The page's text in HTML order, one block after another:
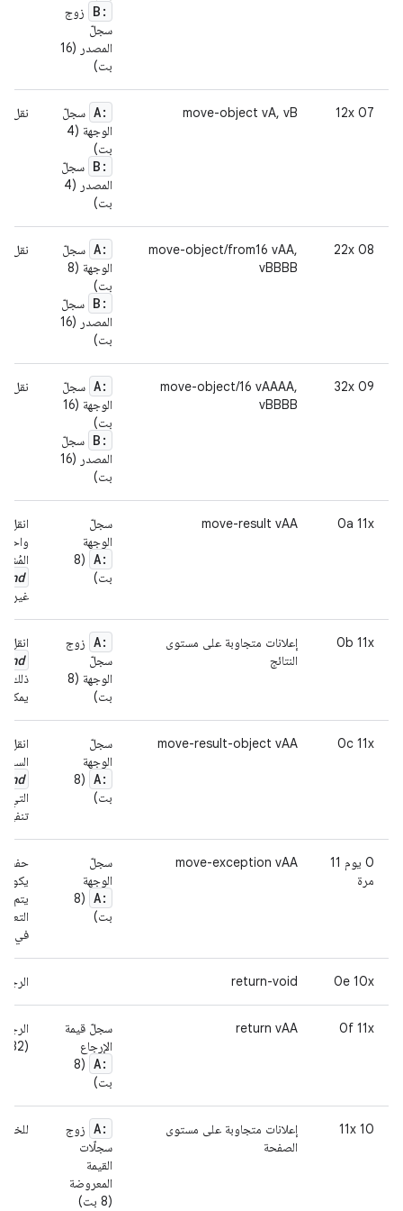
B:
زوج
سجلّ
المصدر (16
بت)
07 12x
move-object vA, vB
A: سجلّ
الوجهة (4
بت)
B: سجلّ
المصدر (4
بت)
نقل
08 22x
move-object/from16 vAA,
vBBBB
A: سجلّ
الوجهة (8
بت)
B: سجلّ
المصدر (16
بت)
نقل
09 32x
move-object/16 vAAAA,
vBBBB
A: سجلّ
الوجهة (16
بت)
B: سجلّ
المصدر (16
بت)
نقل
0a 11x
move-result vAA
سجلّ
الوجهة
A:
(8
بت)
انقل
غير
0b 11x
إعلانات متجاوبة على مستوى
النتائج
A: زوج
سجلّ
الوجهة (8
بت)
انقل
ذلك
يمكن
0c 11x
move-result-object vAA
سجلّ
الوجهة
A:
(8
بت)
انقل
التي
0 يوم 11
مرة
move-exception vAA
سجلّ
الوجهة
A:
(8
بت)
حفظ
يكون
يتم
في
0e 10x
return-void
0f 11x
return vAA
سجلّ قيمة
الإرجاع
A:
(8
بت)
(32 بت)
10 11x
إعلانات متجاوبة على مستوى
الصفحة
A: زوج
سجلّات
القيمة
المعروضة
(8 بت)